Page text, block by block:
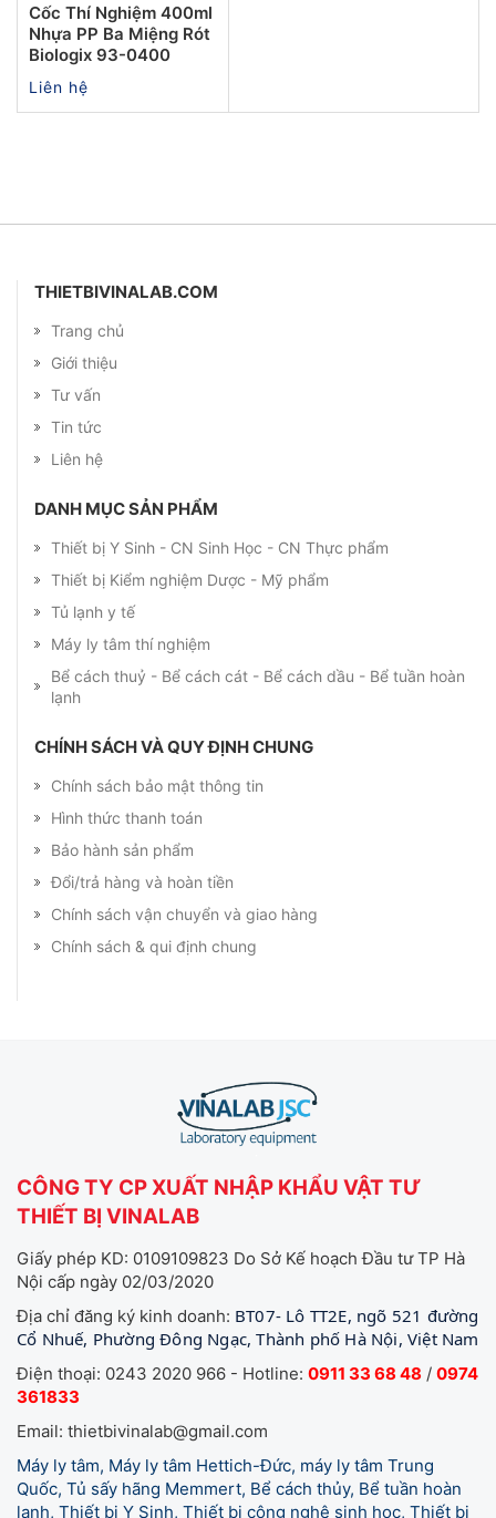
Cốc Thí Nghiệm 400ml
Nhựa PP Ba Miệng Rót
Biologix 93-0400
Liên hệ
THIETBIVINALAB.COM
Trang chủ
Giới thiệu
Tư vấn
Tin tức
Liên hệ
DANH MỤC SẢN PHẨM
Thiết bị Y Sinh - CN Sinh Học - CN Thực phẩm
Thiết bị Kiểm nghiệm Dược - Mỹ phẩm
Tủ lạnh y tế
Máy ly tâm thí nghiệm
Bể cách thuỷ - Bể cách cát - Bể cách dầu - Bể tuần hoàn
lạnh
CHÍNH SÁCH VÀ QUY ĐỊNH CHUNG
Chính sách bảo mật thông tin
Hình thức thanh toán
Bảo hành sản phẩm
Đổi/trả hàng và hoàn tiền
Chính sách vận chuyển và giao hàng
Chính sách & qui định chung
CÔNG TY CP XUẤT NHẬP KHẨU VẬT TƯ
THIẾT BỊ VINALAB
Giấy phép KD: 0109109823 Do Sở Kế hoạch Đầu tư TP Hà
Nội cấp ngày 02/03/2020
Địa chỉ đăng ký kinh doanh: BT07- Lô TT2E, ngõ 521 đường
Cổ Nhuế, Phường Đông Ngạc, Thành phố Hà Nội, Việt Nam
Điện thoại: 0243 2020 966 - Hotline: 0911 33 68 48 / 0974
361833
Email: thietbivinalab@gmail.com
Máy ly tâm, Máy ly tâm Hettich-Đức, máy ly tâm Trung
Quốc, Tủ sấy hãng Memmert, Bể cách thủy, Bể tuần hoàn
lạnh, Thiết bị Y Sinh, Thiết bị công nghệ sinh học, Thiết bị